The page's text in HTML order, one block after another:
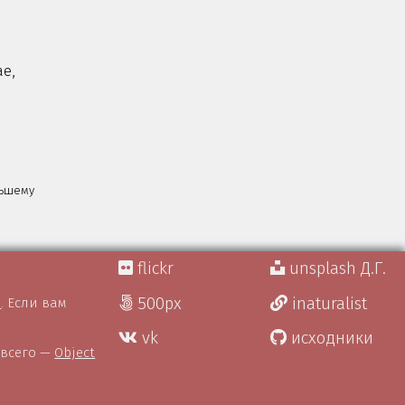
. Если вам
— Object
flickr
500px
vk
unsplash Д.Г.
inaturalist
исходники